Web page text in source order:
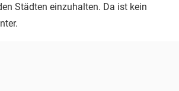
Städten einzuhalten. Da ist kein